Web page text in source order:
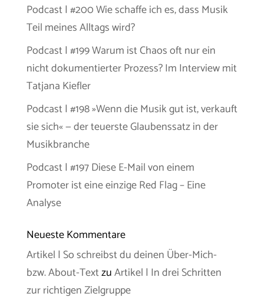
Podcast | #200 Wie schaffe ich es, dass Musik
Teil meines Alltags wird?
Podcast | #199 Warum ist Chaos oft nur ein
nicht dokumentierter Prozess? Im Interview mit
Tatjana Kiefler
Podcast | #198 »Wenn die Musik gut ist, verkauft
sie sich« — der teuerste Glaubenssatz in der
Musikbranche
Podcast | #197 Diese E-Mail von einem
Promoter ist eine einzige Red Flag – Eine
Analyse
Neueste Kommentare
Artikel | So schreibst du deinen Über-Mich-
bzw. About-TextzuArtikel | In drei Schritten
zur richtigen Zielgruppe